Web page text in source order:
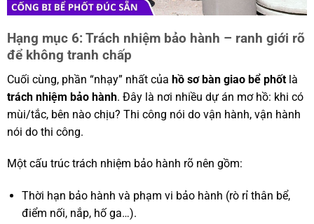
Hạng mục 6: Trách nhiệm bảo hành – ranh giới rõ
để không tranh chấp
Cuối cùng, phần “nhạy” nhất của hồ sơ bàn giao bể phốtlà
trách nhiệm bảo hành. Đây là nơi nhiều dự án mơ hồ: khi có
mùi/tắc, bên nào chịu? Thi công nói do vận hành, vận hành
nói do thi công.
Một cấu trúc trách nhiệm bảo hành rõ nên gồm:
Thời hạn bảo hành và phạm vi bảo hành (rò rỉ thân bể,
điểm nối, nắp, hố ga…).